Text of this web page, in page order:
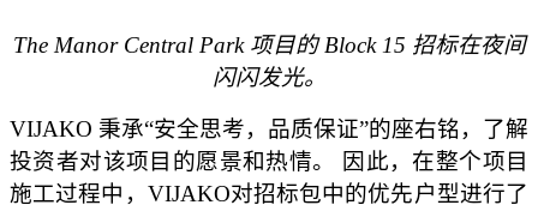
The Manor Central Park 项目的 Block 15 招标在夜间
闪闪发光。
VIJAKO 秉承“安全思考，品质保证”的座右铭，了解
投资者对该项目的愿景和热情。 因此，在整个项目
施工过程中，VIJAKO对招标包中的优先户型进行了